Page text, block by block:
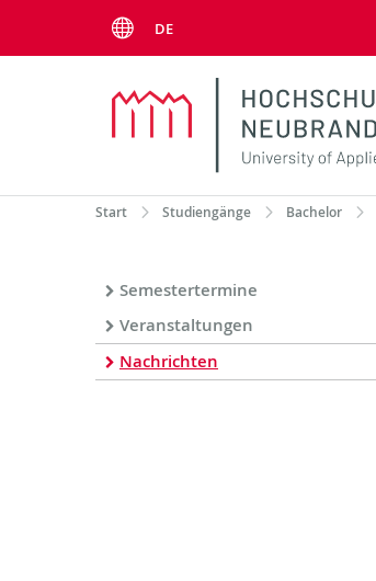
DE
Start Studiengänge Bachelor
Semestertermine
Veranstaltungen
Nachrichten